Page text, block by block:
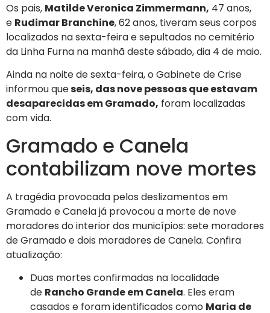
Os pais, Matilde Veronica Zimmermann, 47 anos,
e Rudimar Branchine, 62 anos, tiveram seus corpos
localizados na sexta-feira e sepultados no cemitério
da Linha Furna na manhã deste sábado, dia 4 de maio.
Ainda na noite de sexta-feira, o Gabinete de Crise
informou queseis, das nove pessoas que estavam
desaparecidas em Gramado, foram localizadas
com vida.
Gramado e Canela
contabilizam nove mortes
A tragédia provocada pelos deslizamentos em
Gramado e Canela já provocou a morte de nove
moradores do interior dos municípios: sete moradores
de Gramado e dois moradores de Canela. Confira
atualização:
Duas mortes confirmadas na localidade
de Rancho Grande em Canela. Eles eram
casados e foram identificados como Maria de